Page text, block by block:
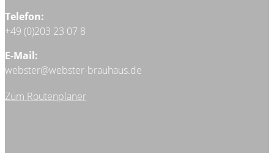
Telefon:
+49 (0)203 23 07 8
E-Mail:
webster@webster-brauhaus.de
Zum Routenplaner